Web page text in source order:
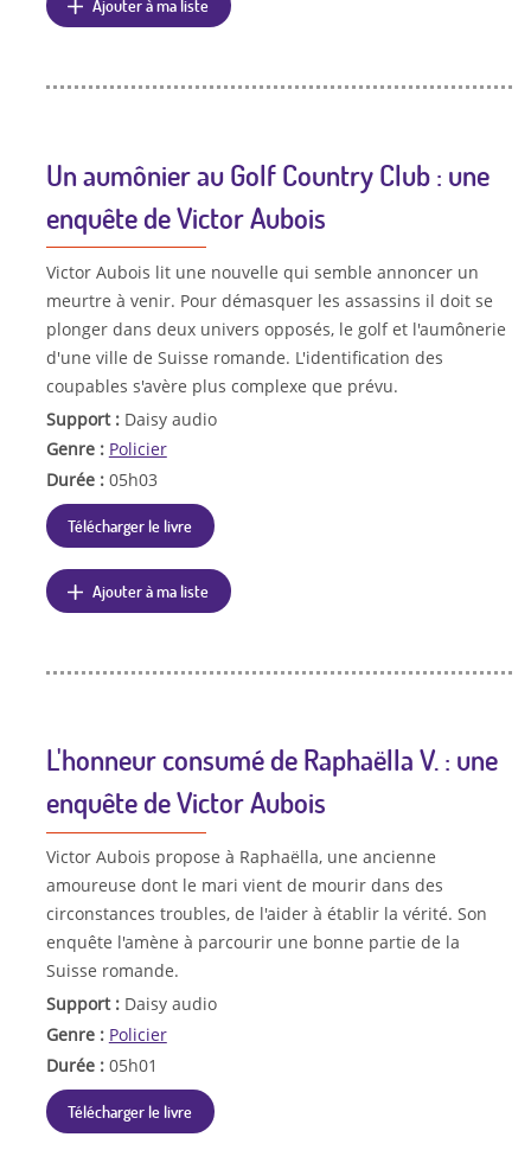
Ajouter à ma liste
Un aumônier au Golf Country Club : une
enquête de Victor Aubois
Victor Aubois lit une nouvelle qui semble annoncer un
meurtre à venir. Pour démasquer les assassins il doit se
plonger dans deux univers opposés, le golf et l'aumônerie
d'une ville de Suisse romande. L'identification des
coupables s'avère plus complexe que prévu.
Support : Daisy audio
Genre : Policier
Durée : 05h03
Télécharger le livre
Ajouter à ma liste
L'honneur consumé de Raphaëlla V. : une
enquête de Victor Aubois
Victor Aubois propose à Raphaëlla, une ancienne
amoureuse dont le mari vient de mourir dans des
circonstances troubles, de l'aider à établir la vérité. Son
enquête l'amène à parcourir une bonne partie de la
Suisse romande.
Support : Daisy audio
Genre : Policier
Durée : 05h01
Télécharger le livre